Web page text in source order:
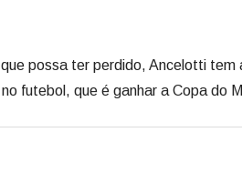
possa ter perdido, Ancelotti tem
futebol, que é ganhar a Copa do